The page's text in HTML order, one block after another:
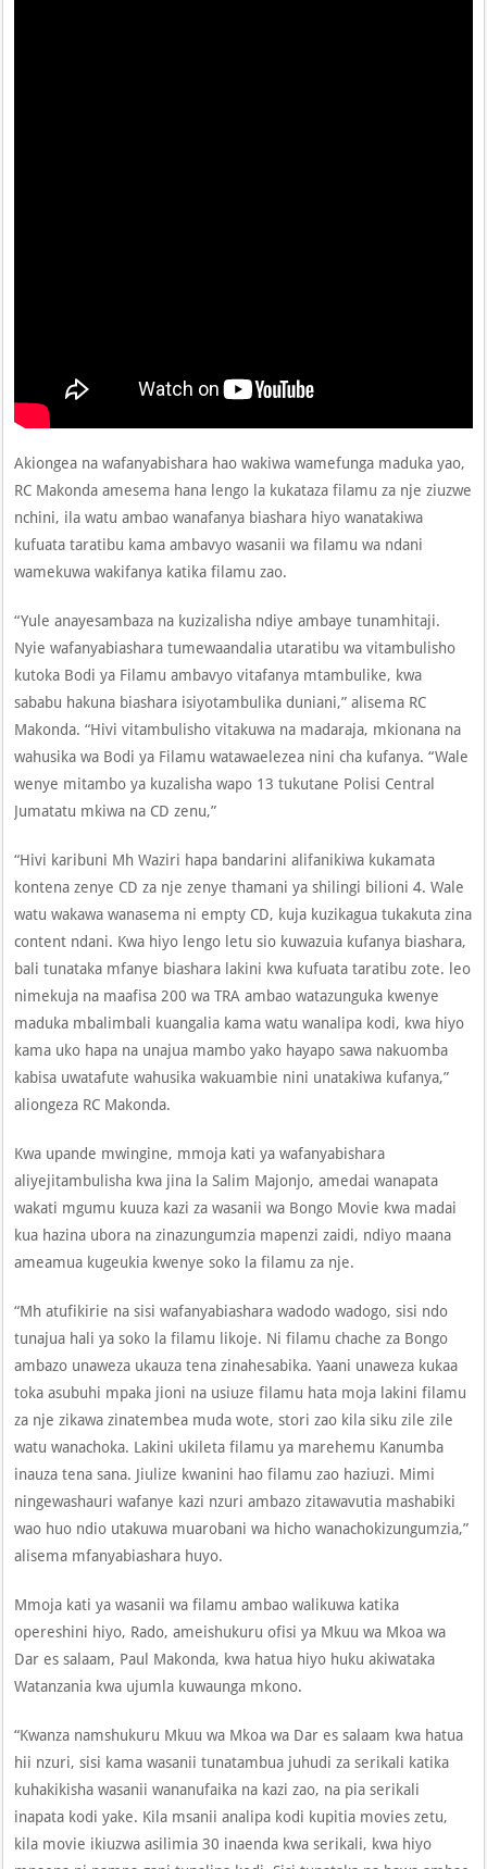
Akiongea na wafanyabishara hao wakiwa wamefunga maduka yao,
RC Makonda amesema hana lengo la kukataza filamu za nje ziuzwe
nchini, ila watu ambao wanafanya biashara hiyo wanatakiwa
kufuata taratibu kama ambavyo wasanii wa filamu wa ndani
wamekuwa wakifanya katika filamu zao.
“Yule anayesambaza na kuzizalisha ndiye ambaye tunamhitaji.
Nyie wafanyabiashara tumewaandalia utaratibu wa vitambulisho
kutoka Bodi ya Filamu ambavyo vitafanya mtambulike, kwa
sababu hakuna biashara isiyotambulika duniani,” alisema RC
Makonda. “Hivi vitambulisho vitakuwa na madaraja, mkionana na
wahusika wa Bodi ya Filamu watawaelezea nini cha kufanya. “Wale
wenye mitambo ya kuzalisha wapo 13 tukutane Polisi Central
Jumatatu mkiwa na CD zenu,”
“Hivi karibuni Mh Waziri hapa bandarini alifanikiwa kukamata
kontena zenye CD za nje zenye thamani ya shilingi bilioni 4. Wale
watu wakawa wanasema ni empty CD, kuja kuzikagua tukakuta zina
content ndani. Kwa hiyo lengo letu sio kuwazuia kufanya biashara,
bali tunataka mfanye biashara lakini kwa kufuata taratibu zote. leo
nimekuja na maafisa 200 wa TRA ambao watazunguka kwenye
maduka mbalimbali kuangalia kama watu wanalipa kodi, kwa hiyo
kama uko hapa na unajua mambo yako hayapo sawa nakuomba
kabisa uwatafute wahusika wakuambie nini unatakiwa kufanya,”
aliongeza RC Makonda.
Kwa upande mwingine, mmoja kati ya wafanyabishara
aliyejitambulisha kwa jina la Salim Majonjo, amedai wanapata
wakati mgumu kuuza kazi za wasanii wa Bongo Movie kwa madai
kua hazina ubora na zinazungumzia mapenzi zaidi, ndiyo maana
ameamua kugeukia kwenye soko la filamu za nje.
“Mh atufikirie na sisi wafanyabiashara wadodo wadogo, sisi ndo
tunajua hali ya soko la filamu likoje. Ni filamu chache za Bongo
ambazo unaweza ukauza tena zinahesabika. Yaani unaweza kukaa
toka asubuhi mpaka jioni na usiuze filamu hata moja lakini filamu
za nje zikawa zinatembea muda wote, stori zao kila siku zile zile
watu wanachoka. Lakini ukileta filamu ya marehemu Kanumba
inauza tena sana. Jiulize kwanini hao filamu zao haziuzi. Mimi
ningewashauri wafanye kazi nzuri ambazo zitawavutia mashabiki
wao huo ndio utakuwa muarobani wa hicho wanachokizungumzia,”
alisema mfanyabiashara huyo.
Mmoja kati ya wasanii wa filamu ambao walikuwa katika
opereshini hiyo, Rado, ameishukuru ofisi ya Mkuu wa Mkoa wa
Dar es salaam, Paul Makonda, kwa hatua hiyo huku akiwataka
Watanzania kwa ujumla kuwaunga mkono.
“Kwanza namshukuru Mkuu wa Mkoa wa Dar es salaam kwa hatua
hii nzuri, sisi kama wasanii tunatambua juhudi za serikali katika
kuhakikisha wasanii wananufaika na kazi zao, na pia serikali
inapata kodi yake. Kila msanii analipa kodi kupitia movies zetu,
kila movie ikiuzwa asilimia 30 inaenda kwa serikali, kwa hiyo